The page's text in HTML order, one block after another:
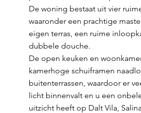
De woning bestaat uit vier
waaronder een prachtige
eigen terras, een ruime
dubbele douche.
De open keuken en
kamerhoge schuiframen
buitenterrassen, waardoor er
licht binnenvalt en u een
uitzicht heeft op Dalt Vila,